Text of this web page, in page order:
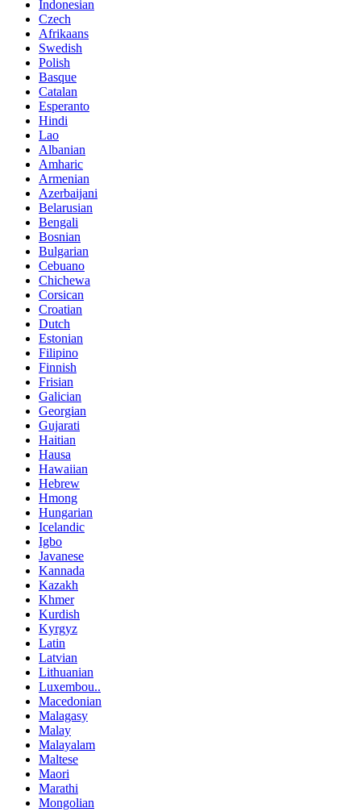
Indonesian
Czech
Afrikaans
Swedish
Polish
Basque
Catalan
Esperanto
Hindi
Lao
Albanian
Amharic
Armenian
Azerbaijani
Belarusian
Bengali
Bosnian
Bulgarian
Cebuano
Chichewa
Corsican
Croatian
Dutch
Estonian
Filipino
Finnish
Frisian
Galician
Georgian
Gujarati
Haitian
Hausa
Hawaiian
Hebrew
Hmong
Hungarian
Icelandic
Igbo
Javanese
Kannada
Kazakh
Khmer
Kurdish
Kyrgyz
Latin
Latvian
Lithuanian
Luxembou..
Macedonian
Malagasy
Malay
Malayalam
Maltese
Maori
Marathi
Mongolian